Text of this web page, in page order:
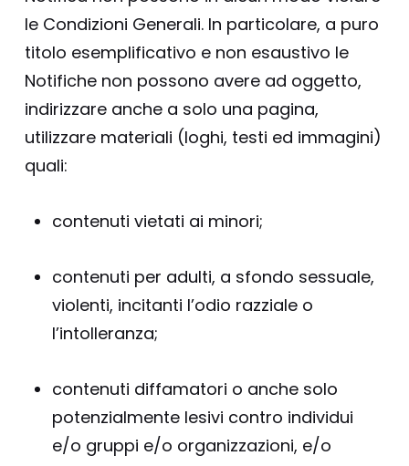
le Condizioni Generali. In particolare, a puro
titolo esemplificativo e non esaustivo le
Notifiche non possono avere ad oggetto,
indirizzare anche a solo una pagina,
utilizzare materiali (loghi, testi ed immagini)
quali:
contenuti vietati ai minori;
contenuti per adulti, a sfondo sessuale,
violenti, incitanti l’odio razziale o
l’intolleranza;
contenuti diffamatori o anche solo
potenzialmente lesivi contro individui
e/o gruppi e/o organizzazioni, e/o